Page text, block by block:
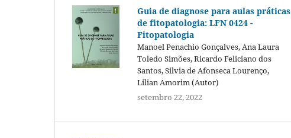
Guia de diagnose para aulas práticas
de fitopatologia: LFN 0424 -
Fitopatologia
Manoel Penachio Gonçalves, Ana Laura
Toledo Simões, Ricardo Feliciano dos
Santos, Silvia de Afonseca Lourenço,
Lilian Amorim (Autor)
setembro 22, 2022